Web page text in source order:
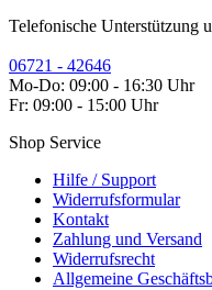
Telefonische Unterstützung
06721 - 42646
Mo-Do: 09:00 - 16:30 Uhr
Fr: 09:00 - 15:00 Uhr
Shop Service
Hilfe / Support
Widerrufsformular
Kontakt
Zahlung und Versand
Widerrufsrecht
Allgemeine